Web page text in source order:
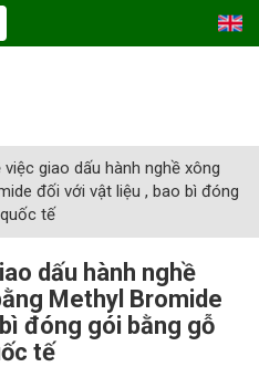
giao dấu hành nghề xông
đối với vật liệu , bao bì đóng
tế
dấu hành nghề
Methyl Bromide
đóng gói bằng gỗ
tế